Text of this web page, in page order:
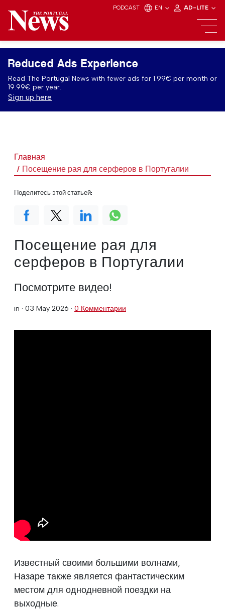
PODCAST EN AD-LITE
Reduced Ads Experience
Read The Portugal News with fewer ads for 1.99€ per month or
19.99€ per year.
Sign up here
Главная
Посещение рая для серферов в Португалии
Посещение рая для
серферов в Португалии
Посмотрите видео!
in · 03 May 2026 · 0 Комментарии
Известный своими большими волнами,
Назаре также является фантастическим
местом для однодневной поездки на
выходные.
Поделитесь этой статьей: